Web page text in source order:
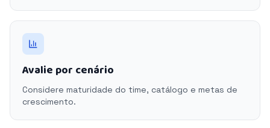
Avalie por cenário
Considere maturidade do time, catálogo e metas de
crescimento.